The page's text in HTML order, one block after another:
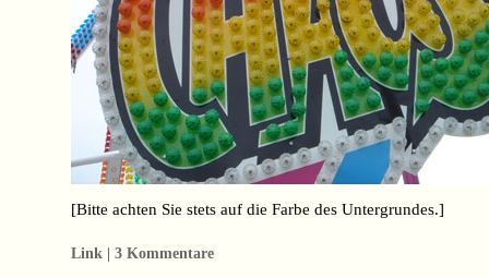
[Bitte achten Sie stets auf die Farbe des Untergrundes.]
Link | 3 Kommentare